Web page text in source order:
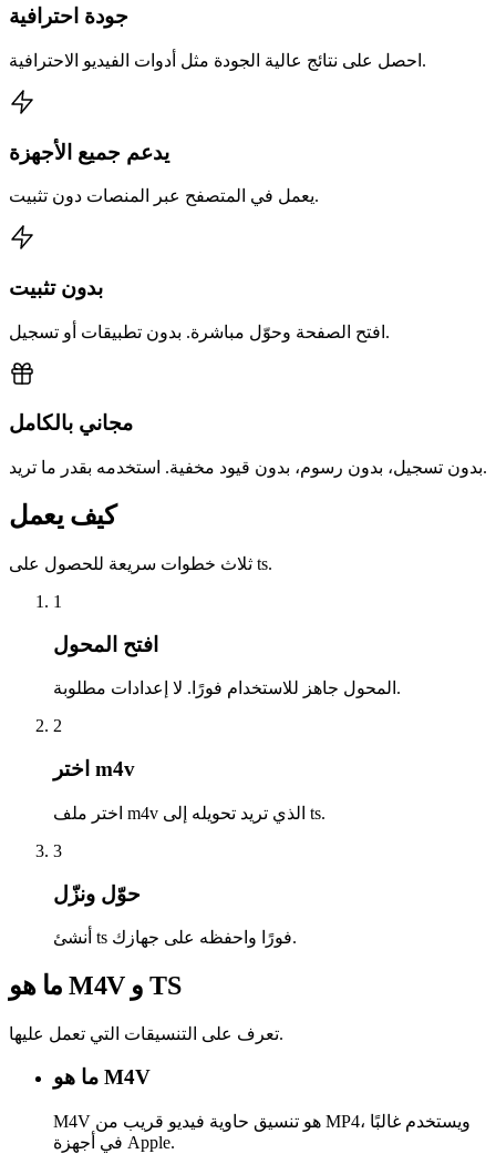
جودة احترافية
احصل على نتائج عالية الجودة مثل أدوات الفيديو الاحترافية.
يدعم جميع الأجهزة
يعمل في المتصفح عبر المنصات دون تثبيت.
بدون تثبيت
افتح الصفحة وحوّل مباشرة. بدون تطبيقات أو تسجيل.
مجاني بالكامل
بدون تسجيل، بدون رسوم، بدون قيود مخفية. استخدمه بقدر ما تريد.
كيف يعمل
ثلاث خطوات سريعة للحصول على ts.
1
افتح المحول
المحول جاهز للاستخدام فورًا. لا إعدادات مطلوبة.
2
اختر m4v
اختر ملف m4v الذي تريد تحويله إلى ts.
3
حوّل ونزّل
أنشئ ts فورًا واحفظه على جهازك.
ما هو M4V و TS
تعرف على التنسيقات التي تعمل عليها.
ما هو M4V
M4V هو تنسيق حاوية فيديو قريب من MP4، ويستخدم غالبًا
في أجهزة Apple.